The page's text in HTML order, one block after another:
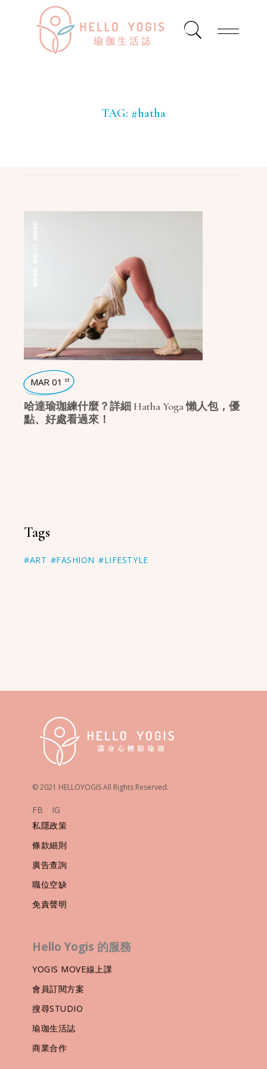
TAG: #hatha
MAR 01 st
哈達瑜珈練什麼？詳細 Hatha Yoga 懶人包，優
點、好處看過來！
Tags
#ART #FASHION #LIFESTYLE
© 2021 HELLOYOGIS All Rights Reserved.
FB
IG
私隱政策
條款細則
廣告查詢
職位空缺
免責聲明
Hello Yogis 的服務
YOGIS MOVE線上課
會員訂閱方案
搜尋STUDIO
瑜珈生活誌
商業合作